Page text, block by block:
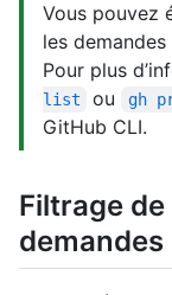
Vous pouvez
les
Pour plus
list
ou gh
GitHub CLI.
Filtrage